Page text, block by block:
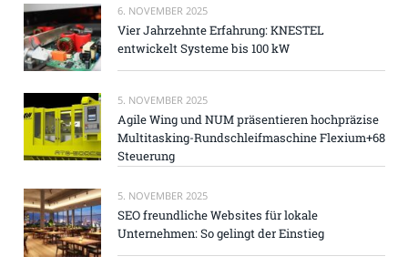
6. NOVEMBER 2025
Vier Jahrzehnte Erfahrung: KNESTEL
entwickelt Systeme bis 100 kW
5. NOVEMBER 2025
Agile Wing und NUM präsentieren hochpräzise
Multitasking-Rundschleifmaschine Flexium+68
Steuerung
5. NOVEMBER 2025
SEO freundliche Websites für lokale
Unternehmen: So gelingt der Einstieg